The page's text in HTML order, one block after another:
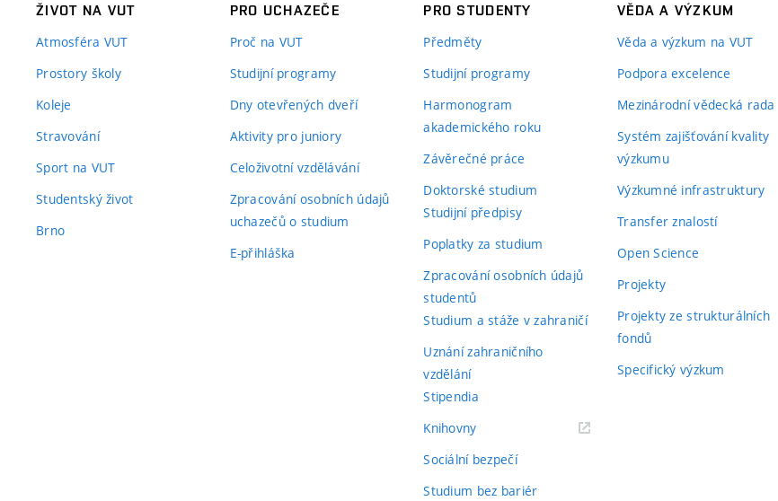
ŽIVOT NA VUT
Atmosféra VUT
Prostory školy
Koleje
Stravování
Sport na VUT
Studentský život
Brno
PRO UCHAZEČE
Proč na VUT
Studijní programy
Dny otevřených dveří
Aktivity pro juniory
Celoživotní vzdělávání
Zpracování osobních údajů
uchazečů o studium
E-přihláška
PRO STUDENTY
Předměty
Studijní programy
Harmonogram
akademického roku
Závěrečné práce
Doktorské studium
Studijní předpisy
Poplatky za studium
Zpracování osobních údajů
studentů
Studium a stáže v zahraničí
Uznání zahraničního
vzdělání
Stipendia
Knihovny(externí
Sociální bezpečí
Studium bez bariér
VĚDA A VÝZKUM
Věda a výzkum na VUT
Podpora excelence
Mezinárodní vědecká rada
Systém zajišťování kvality
výzkumu
Výzkumné infrastruktury
Transfer znalostí
Open Science
Projekty
Projekty ze strukturálních
fondů
Specifický výzkum